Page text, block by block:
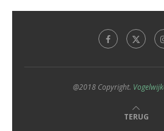
@2018 Copyright.
TERUG